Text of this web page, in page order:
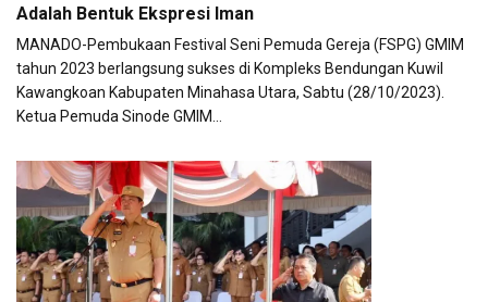
Adalah Bentuk Ekspresi Iman
MANADO-Pembukaan Festival Seni Pemuda Gereja (FSPG) GMIM
tahun 2023 berlangsung sukses di Kompleks Bendungan Kuwil
Kawangkoan Kabupaten Minahasa Utara, Sabtu (28/10/2023).
Ketua Pemuda Sinode GMIM…